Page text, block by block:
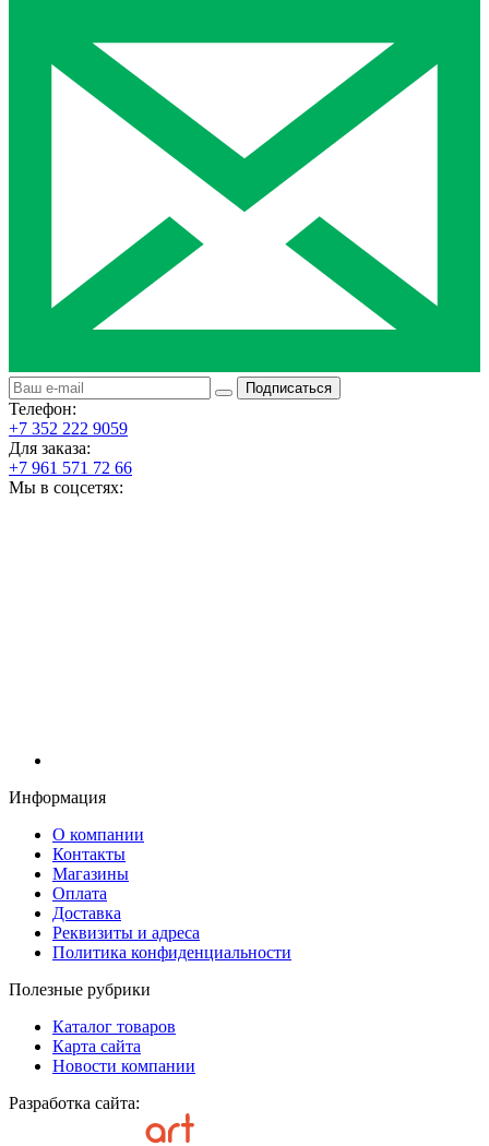
Подписаться
Телефон:
+7 352 222 9059
Для заказа:
+7 961 571 72 66
Мы в соцсетях:
Информация
О компании
Контакты
Магазины
Оплата
Доставка
Реквизиты и адреса
Политика конфиденциальности
Полезные рубрики
Каталог товаров
Карта сайта
Новости компании
Разработка сайта: